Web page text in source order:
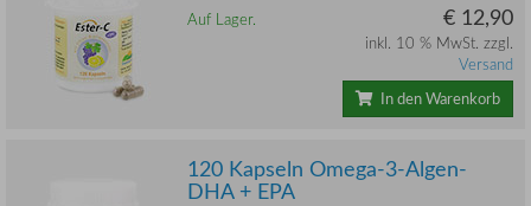
Auf Lager. € 12,90
inkl. 10 % MwSt. zzgl.
Versand
In den Warenkorb
120 Kapseln Omega-3-Algen-
DHA + EPA